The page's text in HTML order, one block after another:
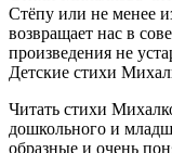
Стёпу или не менее
возвращает нас в
произведения не
Детские стихи
Читать стихи
дошкольного и
образные и очень